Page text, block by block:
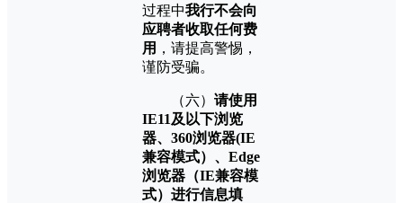
过程中我行不会向
应聘者收取任何费
用 ，请提高警惕，
谨防受骗。
（六） 请使用
IE11及以下浏览
器、360浏览器(IE
兼容模式）、Edge
浏览器（IE兼容模
式）进行信息填